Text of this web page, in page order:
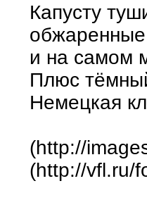
Капусту
обжаренные
и на самом
Плюс
Немецкая
(http://
(http://vfl.ru/